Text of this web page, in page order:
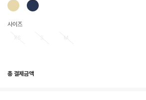
사이즈
총 결제금액